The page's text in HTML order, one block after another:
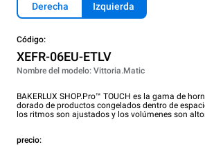
Derecha Izquierda
Código:
XEFR-06EU-ETLV
Nombre del modelo: Vittoria.Matic
BAKERLUX SHOP.Pro™ TOUCH es la gama de
dorado de productos congelados dentro de
los ritmos son ajustados y los volúmenes son
precio: